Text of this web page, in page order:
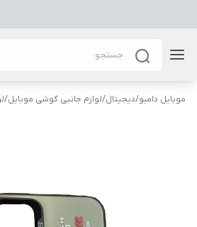
موبایل دامبو/دیجیتال/لوازم جانبی گوشی موبایل/